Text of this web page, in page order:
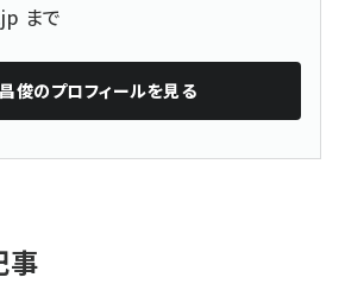
まで
俊のプロフィールを見る
事